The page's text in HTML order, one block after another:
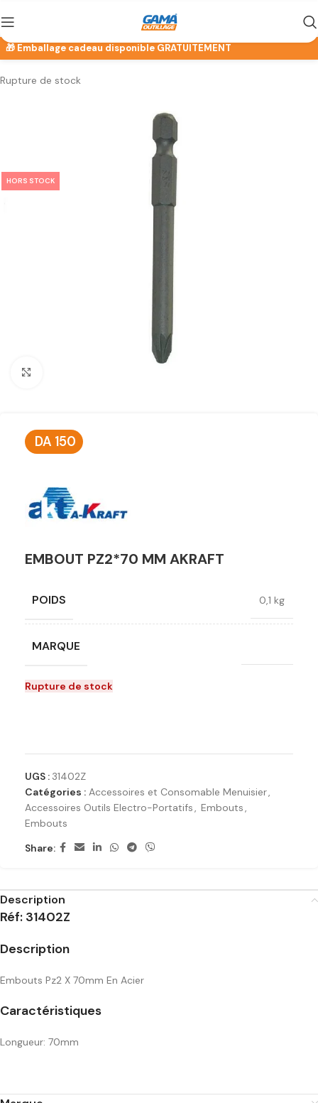
Rupture de stock
HORS STOCK
DA 150
EMBOUT PZ2*70 MM AKRAFT
POIDS 0,1 kg
MARQUE
Rupture de stock
UGS : 31402Z
Catégories : Accessoires et Consomable Menuisier,
Accessoires Outils Electro-Portatifs, Embouts,
Embouts
Share:
Description
Réf: 31402Z
Description
Embouts Pz2 X 70mm En Acier
Caractéristiques
Longueur: 70mm